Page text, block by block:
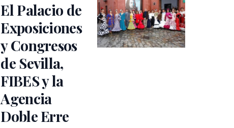
El Palacio de
Exposiciones
y Congresos
de Sevilla,
FIBES y la
Agencia
Doble Erre